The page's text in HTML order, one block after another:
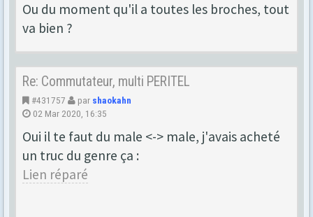
Ou du moment qu'il a toutes les broches, tout
va bien ?
Re: Commutateur, multi PERITEL
#431757 par shaokahn
02 Mar 2020, 16:35
Oui il te faut du male <-> male, j'avais acheté
un truc du genre ça :
Lien réparé